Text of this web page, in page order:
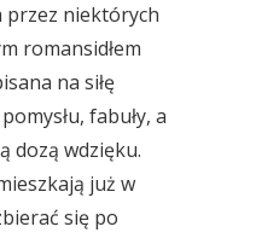
przez niektórych
romansidłem
na siłę
fabuły, a
dozą wdzięku.
już w
się po